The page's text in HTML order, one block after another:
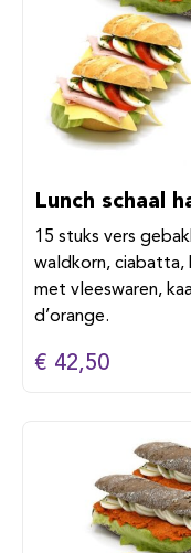
Lunch schaal
15 stuks vers
waldkorn, ciabatta,
met vleeswaren,
d’orange.
€ 42,50